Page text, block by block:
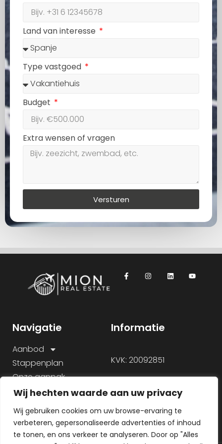
Wij hechten waarde aan uw privacy
Wij gebruiken cookies om uw browse-ervaring te
verbeteren, gepersonaliseerde advertenties of inhoud
te tonen, en ons verkeer te analyseren. Door op "Alles
Land van interesse
Type vastgoed
Budget
Extra wensen of vragen
Versturen
Navigatie
Aanbod
Stappenplan
Onze aanpak
Over ons
Informatie
KVK: 20092851